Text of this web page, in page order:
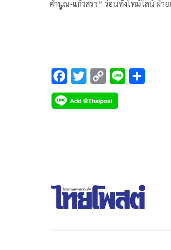
คำนูณ-แก้วสรร” ว่อนทั้งไทม์ไลน์ ฝ่า
F
ac
e
T
wi
tt
C
o
p
Li